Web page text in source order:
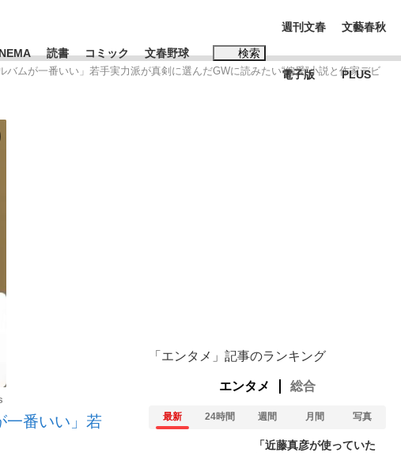
ま解散」WBC日本代表“敗戦”の真実 選手が明かす...
さら聞けない資産運用のすべて
読書 コミック 文春野球 検索
週刊文春
電子版
文藝春秋
PLUS
ムが一番いい」若手実力派が真剣に選んだGWに読みたい“偏愛”小説と作家デビ
一番いい」若
「エンタメ」記事のランキング
エンタメ 総合
最新 24時間 週間 月間 写真
「近藤真彦が使っていた